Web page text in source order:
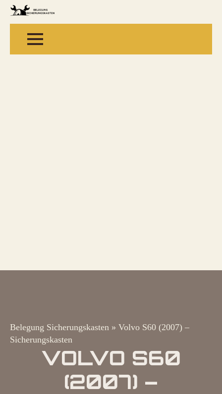
Belegung Sicherungskasten » Volvo S60 (2007) –
Sicherungskasten
VOLVO S60
(2007) –